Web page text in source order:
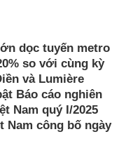
dọc tuyến metro
so với cùng kỳ
và Lumière
Báo cáo nghiên
Nam quý I/2025
Nam công bố ngày